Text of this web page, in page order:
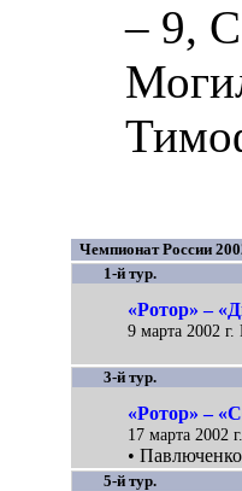
– 9,
Чемпионат России
1-й тур.
«Ротор» –
9 марта 2002
3-й тур.
«Ротор» –
17 марта 2002
•
5-й тур.